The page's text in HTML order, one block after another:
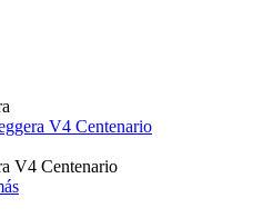
V4 Centenario
V4 Centenario